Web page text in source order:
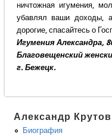
ничтожная игумения,
убавлял ваши доходы,
дорогие, спасайтесь о
Игумения Александра,
Благовещенский
г. Бежецк.
Александр Крутов
Биография